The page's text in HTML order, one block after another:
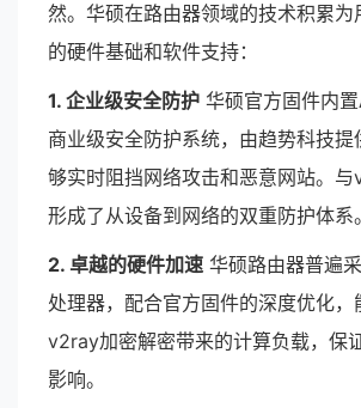
然。华硕在路由器领域的技术积累为
的硬件基础和软件支持：
1. 企业级安全防护 华硕官方固件内
商业级安全防护系统，由趋势科技
够实时阻挡网络攻击和恶意网站。与
形成了从设备到网络的双重防护体系。
2. 卓越的硬件加速 华硕路由器普遍
处理器，配合官方固件的深度优化，
v2ray加密解密带来的计算负载，保
影响。